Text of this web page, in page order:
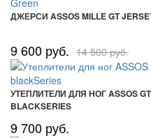
ДЖЕРСИ ASSOS MILLE GT
9 600 руб. 14 500 руб.
УТЕПЛИТЕЛИ ДЛЯ НОГ ASSOS GT
BLACKSERIES
9 700 руб.